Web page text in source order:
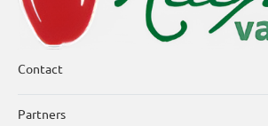
Contact
Partners